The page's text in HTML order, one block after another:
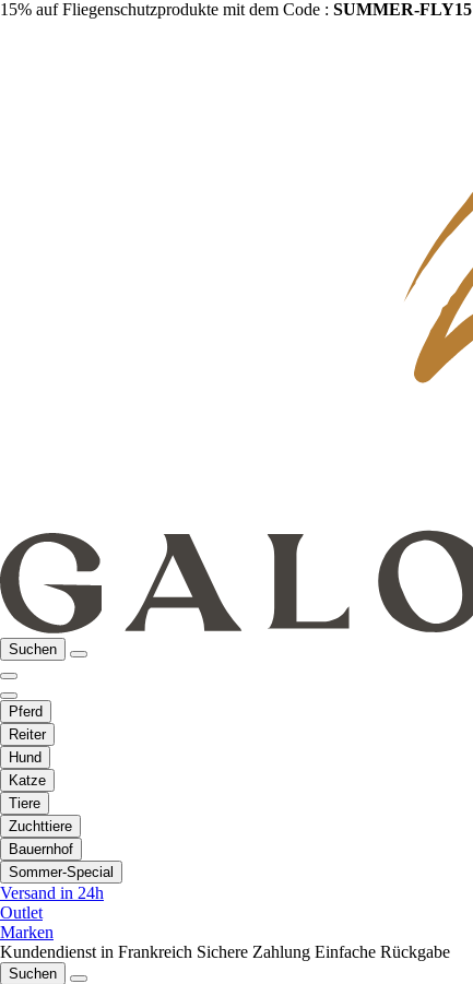
15% auf Fliegenschutzprodukte mit dem Code : SUMMER-FLY15
Suchen
Pferd
Reiter
Hund
Katze
Tiere
Zuchttiere
Bauernhof
Sommer-Special
Versand in 24h
Outlet
Marken
Kundendienst in Frankreich Sichere Zahlung Einfache Rückgabe
Suchen